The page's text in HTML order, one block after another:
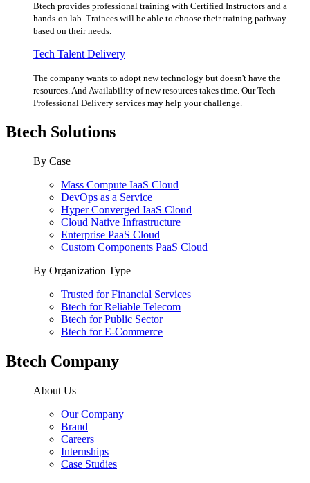
Btech provides professional training with Certified Instructors and a
hands-on lab. Trainees will be able to choose their training pathway
based on their needs.
Tech Talent Delivery
The company wants to adopt new technology but doesn't have the
resources. And Availability of new resources takes time. Our Tech
Professional Delivery services may help your challenge.
Btech Solutions
By Case
Mass Compute IaaS Cloud
DevOps as a Service
Hyper Converged IaaS Cloud
Cloud Native Infrastructure
Enterprise PaaS Cloud
Custom Components PaaS Cloud
By Organization Type
Trusted for Financial Services
Btech for Reliable Telecom
Btech for Public Sector
Btech for E-Commerce
Btech Company
About Us
Our Company
Brand
Careers
Internships
Case Studies